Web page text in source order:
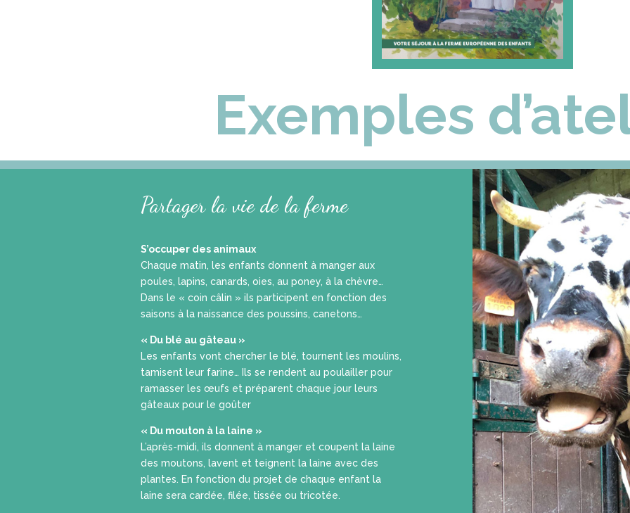
Exemples
Partager la vie de la ferme
S’occuper des animaux
Chaque matin, les enfants donnent à manger aux
poules, lapins, canards, oies, au poney, à la chèvre…
Dans le « coin câlin » ils participent en fonction des
saisons à la naissance des poussins, canetons…
« Du blé au gâteau »
Les enfants vont chercher le blé, tournent les moulins,
tamisent leur farine… Ils se rendent au poulailler pour
ramasser les œufs et préparent chaque jour leurs
gâteaux pour le goûter
« Du mouton à la laine »
L’après-midi, ils donnent à manger et coupent la laine
des moutons, lavent et teignent la laine avec des
plantes. En fonction du projet de chaque enfant la
laine sera cardée, filée, tissée ou tricotée.